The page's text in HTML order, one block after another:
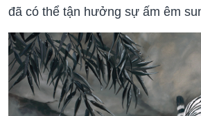
đã có thể tận hưởng sự ấm êm